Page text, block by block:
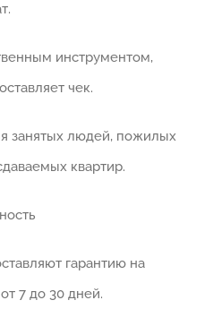
инструментом,
чек.
занятых людей, пожилых
квартир.
гарантию на
7 до 30 дней.